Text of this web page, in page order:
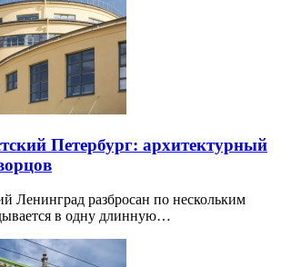
Петербург: архитектурный
Ленинград разбросан по нескольким
в одну длинную…